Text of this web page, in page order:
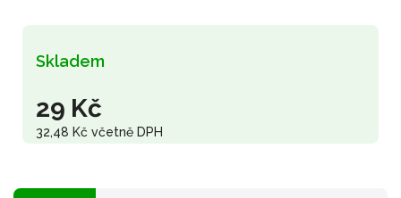
29 Kč
32,48 Kč včetně DPH
Skladem